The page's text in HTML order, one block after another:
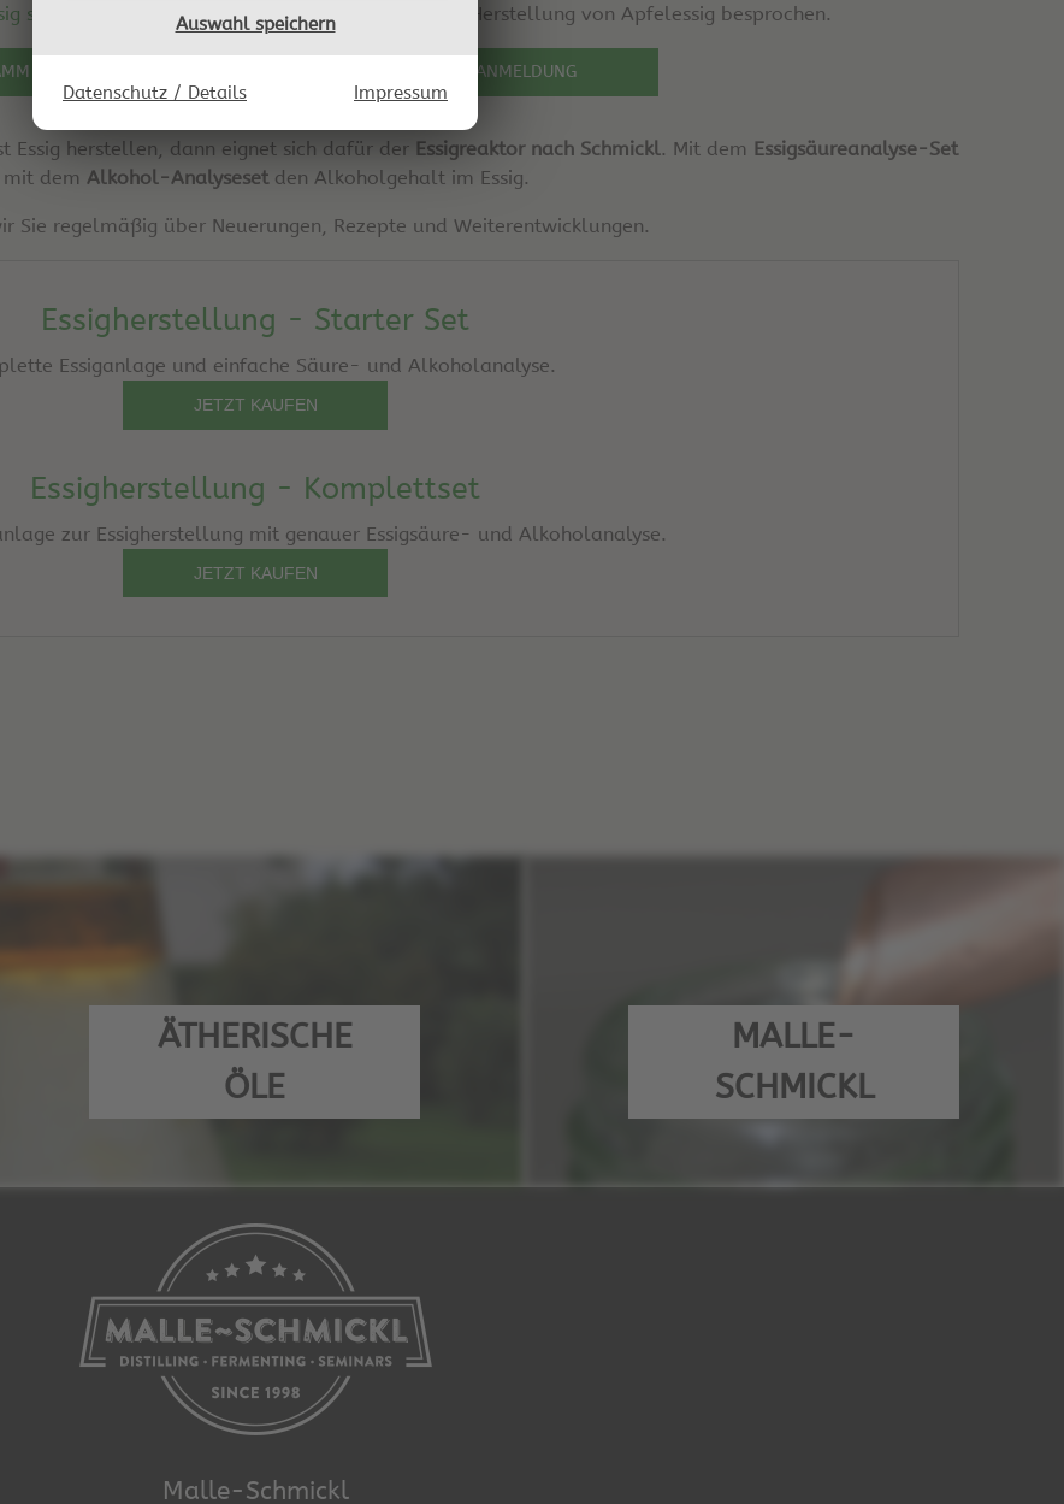
Auswahl speichern
Datenschutz / Details Impressum
selber machen wird selbstverständlich auch die Herstellung von Apfelessig besprochen.
ANMELDUNG
Essig herstellen, dann eignet sich dafür der Essigreaktor nach Schmickl. Mit dem Essigsäureanalyse-Set
mit dem Alkohol-Analyseset den Alkoholgehalt im Essig.
Sie regelmäßig über Neuerungen, Rezepte und Weiterentwicklungen.
Essigherstellung - Starter Set
Essiganlage und einfache Säure- und Alkoholanalyse.
Essigherstellung - Komplettset
zur Essigherstellung mit genauer Essigsäure- und Alkoholanalyse.
ÄTHERISCHE
ÖLE
MALLE-
SCHMICKL
Malle-Schmickl